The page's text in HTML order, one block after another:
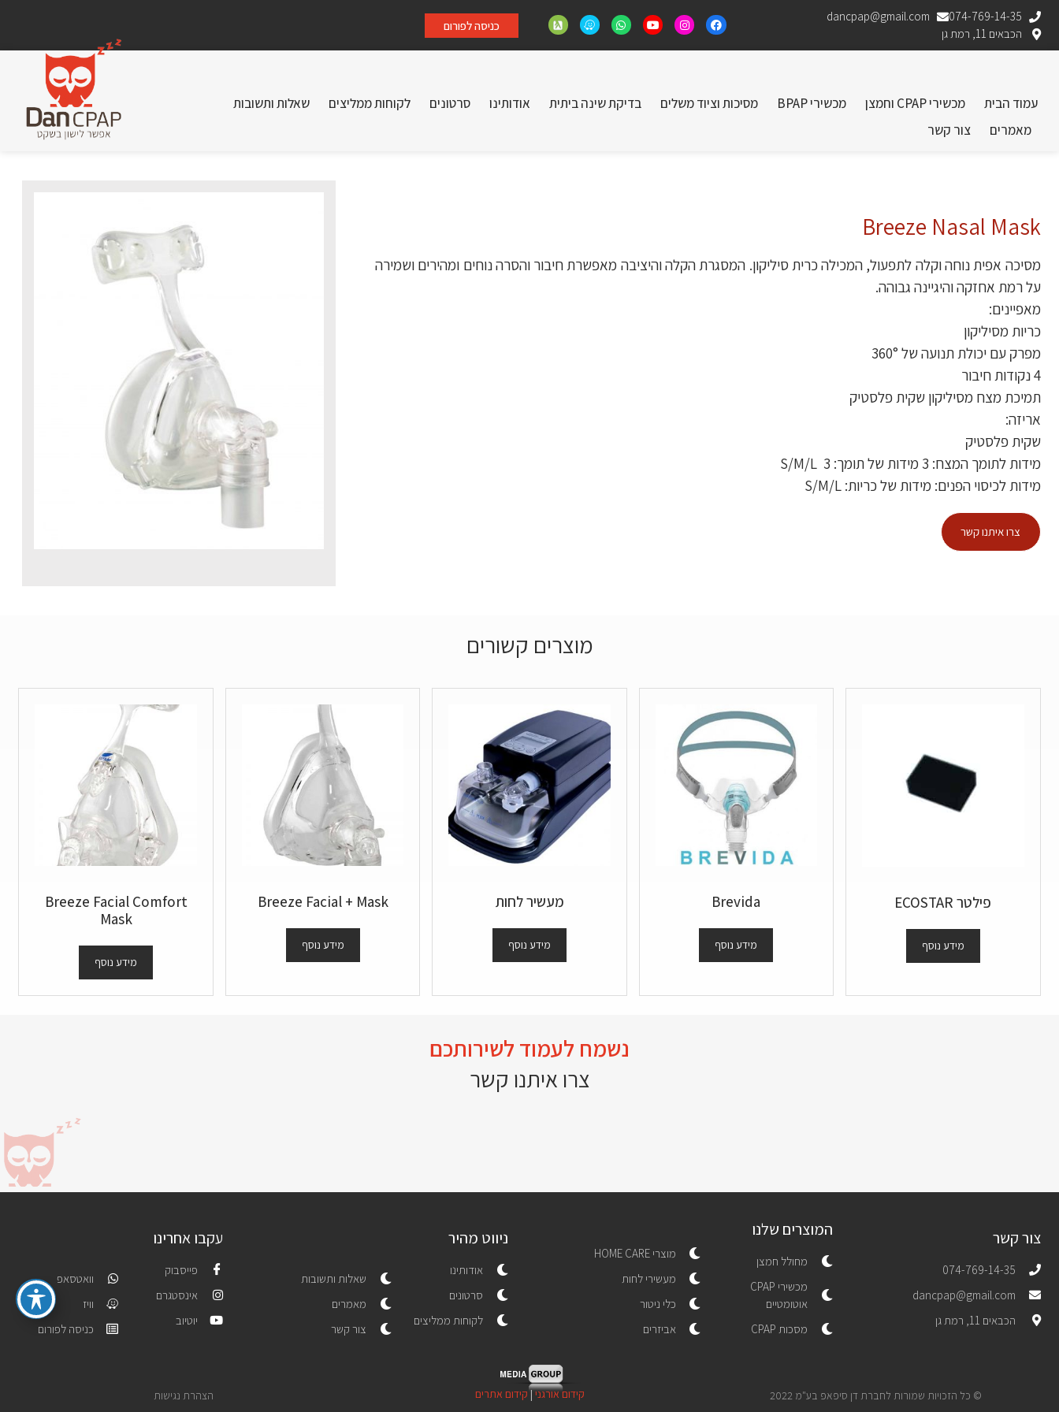
074-769-14-35
dancpap@gmail.com
הכבאים 11, רמת גן
כניסה לפורום
עמוד הבית מכשירי CPAP וחמצן מכשירי BPAP מסיכות וציוד משלים בדיקת שינה ביתית אודותינו סרטונים לקוחות ממליצים
שאלות ותשובות
מאמרים
צור קשר
Breeze Nasal Mask
מסיכה אפית נוחה וקלה לתפעול, המכילה כרית סיליקון. המסגרת הקלה והיציבה מאפשרת חיבור והסרה נוחים ומהירים ושמירה
על רמת אחזקה והיגיינה גבוהה.
מאפיינים:
כריות מסיליקון
מפרק עם יכולת תנועה של 360°
4 נקודות חיבור
תמיכת מצח מסיליקון שקית פלסטיק
אריזה:
שקית פלסטיק
מידות לתומך המצח: 3 מידות של תומך: S/M/L 3
מידות לכיסוי הפנים: מידות של כריות: S/M/L
צרו איתנו קשר
מוצרים קשורים
פילטר ECOSTAR
מידע נוסף
Brevida
מידע נוסף
מעשיר לחות
מידע נוסף
Breeze Facial + Mask
מידע נוסף
Breeze Facial Comfort
Mask
מידע נוסף
נשמח לעמוד לשירותכם
צרו איתנו קשר
צור קשר
074-769-14-35
dancpap@gmail.com
הכבאים 11, רמת גן
המוצרים שלנו
מחולל חמצן
מכשירי CPAP
אוטומטיים
מסכות CPAP
מוצרי HOME CARE
מעשירי לחות
כלי ניטור
אביזרים
ניווט מהיר
אודותינו
סרטונים
לקוחות ממליצים
שאלות ותשובות
מאמרים
צור קשר
עקבו אחרינו
פייסבוק
אינסטגרם
יוטיוב
וואטסאפ
וויז
כניסה לפורום
© כל הזכויות שמורות לחברת דן סיפאפ בע"מ 2022 קידום אורגני|קידום אתרים הצהרת נגישות